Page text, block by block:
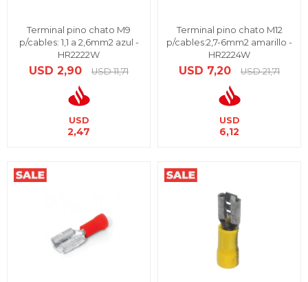
Terminal pino chato M9
p/cables: 1,1 a 2,6mm2 azul -
HR2222W
USD 2,90 USD 11,71
USD
2,47
Terminal pino chato M12
p/cables:2,7-6mm2 amarillo -
HR2224W
USD 7,20 USD 21,71
USD
6,12